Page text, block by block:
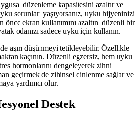
düzenleme kapasitesini azaltır ve
sorunları yaşıyorsanız, uyku hijyeninizi
önce ekran kullanımını azaltın, düzenli bir
odanızı sadece uyku için kullanın.
aşırı düşünmeyi tetikleyebilir. Özellikle
kaçının. Düzenli egzersiz, hem uyku
hormonlarını dengeleyerek zihni
geçirmek de zihinsel dinlenme sağlar ve
yardımcı olur.
Destek